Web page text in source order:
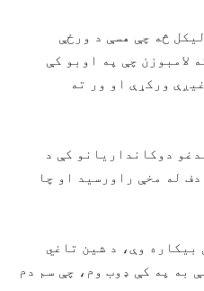
څه چې هسې د ورځې
لامبوزن چې په اوبو کې
ورکړې او ور ته
دوکانداریانو کې د
له مخې راورسید او چا
بیکاره وې، د شین تاغي
به په کې ډوب وم، چې سم دم